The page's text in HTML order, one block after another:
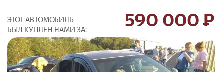
ЭТОТ АВТОМОБИЛЬ
БЫЛ КУПЛЕН НАМИ ЗА:
590 000 Р